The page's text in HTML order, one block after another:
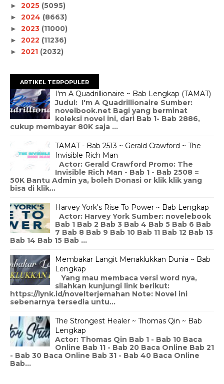
► 2025 (5095)
► 2024 (8663)
► 2023 (11000)
► 2022 (11236)
► 2021 (2032)
ARTIKEL TERPOPULER
I'm A Quadrillionaire ~ Bab Lengkap (TAMAT)
Judul: I'm A Quadrillionaire Sumber:
novelbook.net Bagi yang berminat
koleksi novel ini, dari Bab 1- Bab 2886,
cukup membayar 80K saja ...
TAMAT - Bab 2513 ~ Gerald Crawford ~ The
Invisible Rich Man
Actor: Gerald Crawford Promo: The
Invisible Rich Man - Bab 1 - Bab 2508 =
50K Bantu Admin ya, boleh Donasi or klik klik yang
bisa di klik...
Harvey York's Rise To Power ~ Bab Lengkap
Actor: Harvey York Sumber: novelebook
Bab 1 Bab 2 Bab 3 Bab 4 Bab 5 Bab 6 Bab
7 Bab 8 Bab 9 Bab 10 Bab 11 Bab 12 Bab 13
Bab 14 Bab 15 Bab ...
Membakar Langit Menaklukkan Dunia ~ Bab
Lengkap
Yang mau membaca versi word nya,
silahkan kunjungi link berikut:
https://lynk.id/novelterjemahan Note: Novel ini
sebenarnya tersedia untu...
The Strongest Healer ~ Thomas Qin ~ Bab
Lengkap
Actor: Thomas Qin Bab 1 - Bab 10 Baca
Online Bab 11 - Bab 20 Baca Online Bab 21
- Bab 30 Baca Online Bab 31 - Bab 40 Baca Online
Bab...